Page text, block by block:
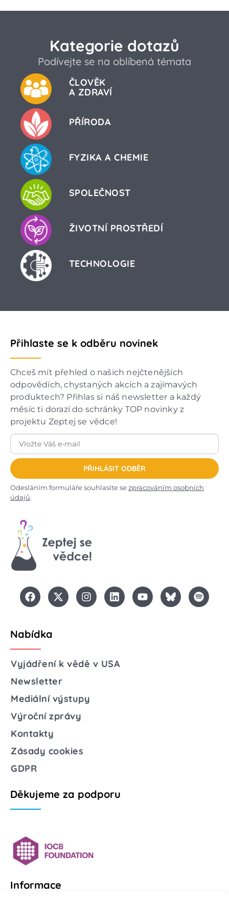
Kategorie dotazů
Podívejte se na oblíbená témata
ČLOVĚK
A ZDRAVÍ
PŘÍRODA
FYZIKA A CHEMIE
SPOLEČNOST
ŽIVOTNÍ PROSTŘEDÍ
TECHNOLOGIE
Přihlaste se k odběru novinek
Chceš mít přehled o našich nejčtenějších
odpovědích, chystaných akcích a zajímavých
produktech? Přihlas si náš newsletter a každý
měsíc ti dorazí do schránky TOP novinky z
projektu Zeptej se vědce!
PŘIHLÁSIT ODBĚR
Odesláním formuláře souhlasíte sezpracováním osobních
údajů.
Nabídka
Vyjádření k vědě v USA
Newsletter
Mediální výstupy
Výroční zprávy
Kontakty
Zásady cookies
GDPR
Děkujeme za podporu
Informace